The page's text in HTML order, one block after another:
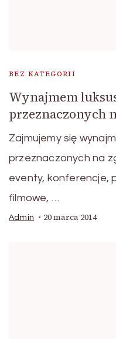
BEZ KATEGORII
Wynajmem
przeznaczonych
Zajmujemy się
przeznaczonych na
eventy, konferencje,
filmowe, …
Admin 20 marca 2014